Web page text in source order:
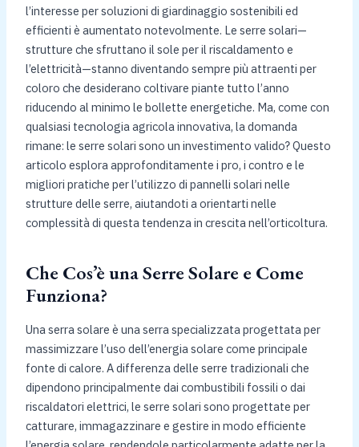
l’interesse per soluzioni di giardinaggio sostenibili ed
efficienti è aumentato notevolmente. Le serre solari—
strutture che sfruttano il sole per il riscaldamento e
l’elettricità—stanno diventando sempre più attraenti per
coloro che desiderano coltivare piante tutto l’anno
riducendo al minimo le bollette energetiche. Ma, come con
qualsiasi tecnologia agricola innovativa, la domanda
rimane: le serre solari sono un investimento valido? Questo
articolo esplora approfonditamente i pro, i contro e le
migliori pratiche per l’utilizzo di pannelli solari nelle
strutture delle serre, aiutandoti a orientarti nelle
complessità di questa tendenza in crescita nell’orticoltura.
Che Cos’è una Serre Solare e Come
Funziona?
Una serra solare è una serra specializzata progettata per
massimizzare l’uso dell’energia solare come principale
fonte di calore. A differenza delle serre tradizionali che
dipendono principalmente dai combustibili fossili o dai
riscaldatori elettrici, le serre solari sono progettate per
catturare, immagazzinare e gestire in modo efficiente